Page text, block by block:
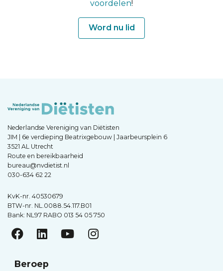
voordelen!
Word nu lid
Nederlandse Vereniging van Diëtisten
JIM | 6e verdieping Beatrixgebouw | Jaarbeursplein 6
3521 AL Utrecht
Route en bereikbaarheid
bureau@nvdietist.nl
030-634 62 22
KvK-nr. 40530679
BTW-nr. NL.0088.54.117.B01
Bank: NL97 RABO 013 54 05 750
Beroep